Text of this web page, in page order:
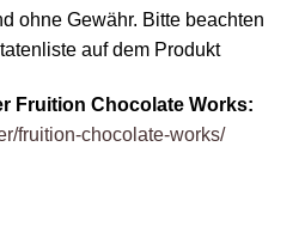
ohne Gewähr. Bitte beachten
auf dem Produkt
Fruition Chocolate Works:
fruition-chocolate-works/